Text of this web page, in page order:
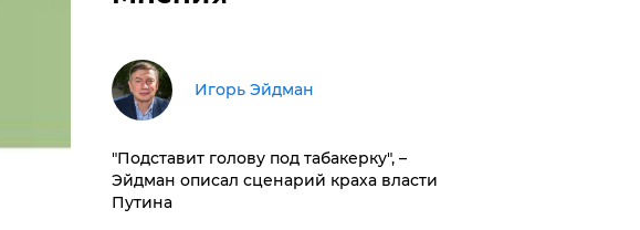
Игорь Эйдман
​"Подставит голову под табакерку", –
Эйдман описал сценарий краха власти
Путина